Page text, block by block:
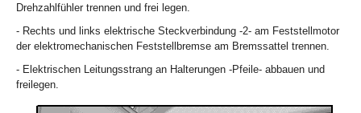
Drehzahlfühler trennen und frei legen.
- Rechts und links elektrische Steckverbindung -2- am Feststellmotor
der elektromechanischen Feststellbremse am Bremssattel trennen.
- Elektrischen Leitungsstrang an Halterungen -Pfeile- abbauen und
freilegen.